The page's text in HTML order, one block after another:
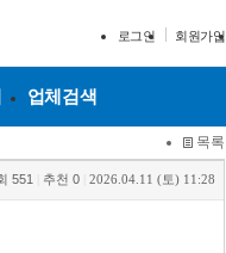
로그인 회원가입
업체검색
목록
551 추천 0 2026.04.11 (토) 11:28